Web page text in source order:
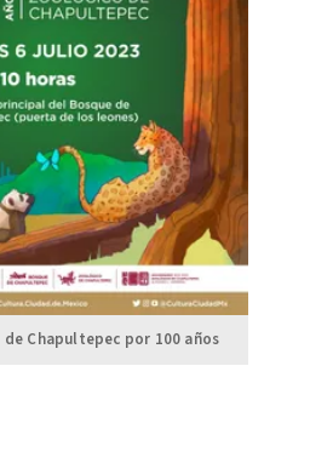
Chapultepec por 100 años